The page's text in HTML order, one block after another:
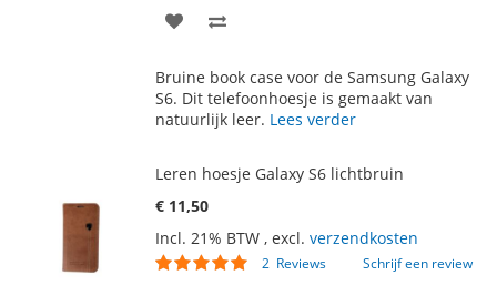
VOEG
AAN
VERLANGLIJST
TE
Bruine book case voor de Samsung Galaxy
S6. Dit telefoonhoesje is gemaakt van
natuurlijk leer. Lees verder
Leren hoesje Galaxy S6 lichtbruin
€ 11,50
Incl. 21% BTW , excl. verzendkosten
Waardering:
2 Reviews Schrijf een review